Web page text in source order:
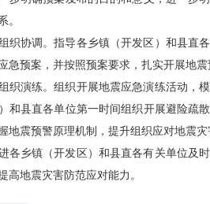
。
织协调。指导各乡镇（开发区）和县直
急预案，并按照预案要求，扎实开展地
织演练。组织开展地震应急演练活动，
和县直各单位第一时间组织开展避险疏
地震预警原理机制，提升组织应对地震
各乡镇（开发区）和县直各有关单位及
高地震灾害防范应对能力。